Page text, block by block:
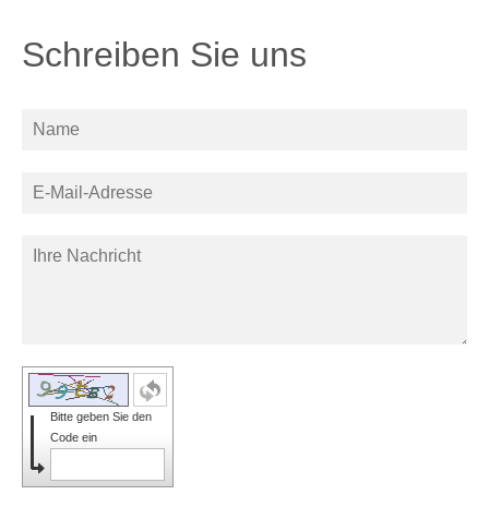
Schreiben Sie uns
Bitte geben Sie den
Code ein